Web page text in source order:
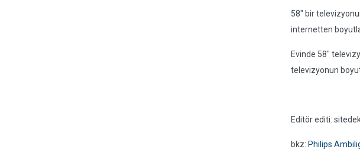
58" bir
internetten
Evinde 58"
televizyonun
Editör editi:
bkz: Philips